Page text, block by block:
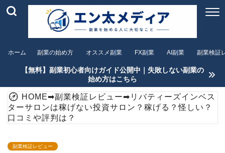
ホーム 副業の始め方 オススメ副業 FX副業 AI副業 副業検証
【無料】副業初心者向けガイド公開中｜失敗しない副業の
始め方はこちら
HOME➡副業検証レビュー➡ リバティーズインベス
ターサロンは稼げない投資サロン？稼げる？怪しい？
口コミや評判は？
副業検証レビュー